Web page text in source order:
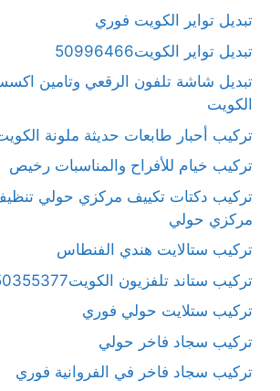
تبديل تواير الكويت فوري
تبديل تواير الكويت50996466
تبديل شاشة تلفون الرقعي وتامين
الكويت
تركيب أحبار طابعات حديثة ملونة
تركيب خيام للأفراح والمناسبات رخيص
تركيب دكتات تكييف مركزي حولي
مركزي حولي
تركيب ستالايت هندي الفنطاس
تركيب ستاند تلفزيون الكويت50355377
تركيب ستلايت حولي فوري
تركيب سجاد فاخر حولي
تركيب سجاد فاخر في الفروانية فوري